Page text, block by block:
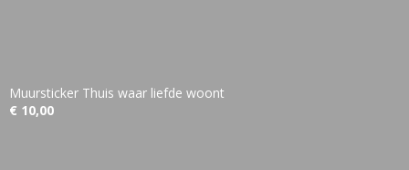
Muursticker Thuis waar liefde woont
€ 10,00